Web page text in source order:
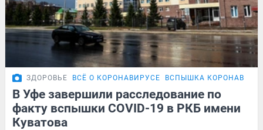
ЗДОРОВЬЕ ВСЁ О КОРОНАВИРУСЕ ВСПЫШКА
В Уфе завершили расследование по
факту вспышки COVID-19 в РКБ имени
Куватова